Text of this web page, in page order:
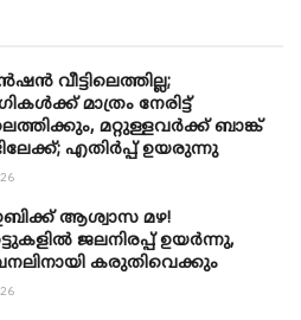
വീട്ടിലെത്തില്ല;
മാത്രം നേരിട്ട്
മറ്റുള്ളവർക്ക് ബാങ്ക്
എതിർപ്പ് ഉയരുന്നു
ആശ്വാസ മഴ!
ജലനിരപ്പ് ഉയർന്നു,
കരുതിവെക്കും